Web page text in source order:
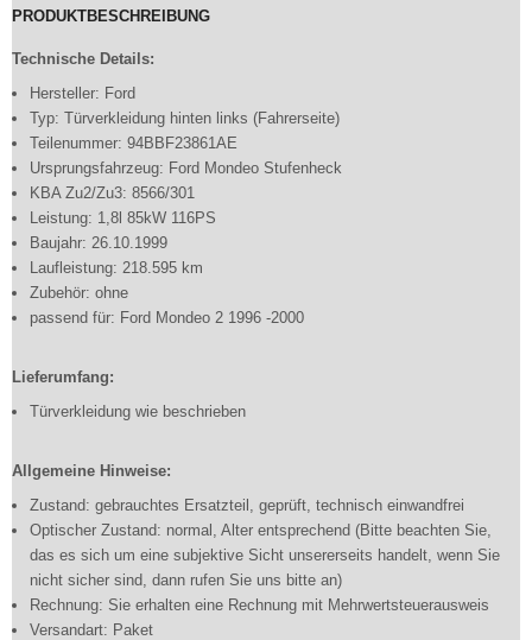
PRODUKTBESCHREIBUNG
Technische Details:
Hersteller: Ford
Typ: Türverkleidung hinten links (Fahrerseite)
Teilenummer: 94BBF23861AE
Ursprungsfahrzeug: Ford Mondeo Stufenheck
KBA Zu2/Zu3: 8566/301
Leistung: 1,8l 85kW 116PS
Baujahr: 26.10.1999
Laufleistung: 218.595 km
Zubehör: ohne
passend für: Ford Mondeo 2 1996 -2000
Lieferumfang:
Türverkleidung wie beschrieben
Allgemeine Hinweise:
Zustand: gebrauchtes Ersatzteil, geprüft, technisch einwandfrei
Optischer Zustand: normal, Alter entsprechend (Bitte beachten Sie,
das es sich um eine subjektive Sicht unsererseits handelt, wenn Sie
nicht sicher sind, dann rufen Sie uns bitte an)
Rechnung: Sie erhalten eine Rechnung mit Mehrwertsteuerausweis
Versandart: Paket